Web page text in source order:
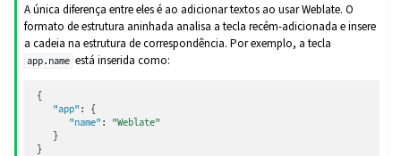
A única diferença entre eles é ao adicionar textos ao usar Weblate. O
formato de estrutura aninhada analisa a tecla recém-adicionada e insere
a cadeia na estrutura de correspondência. Por exemplo, a tecla
app.name está inserida como:
{
"app" :
{
"name" :
"Weblate"
}
}